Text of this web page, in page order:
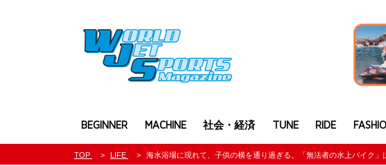
BEGINNER MACHINE 社会・経済 TUNE RIDE
TOP LIFE 海水浴場に現れて、子供の横を通り過ぎる。「無法者の水上バイ